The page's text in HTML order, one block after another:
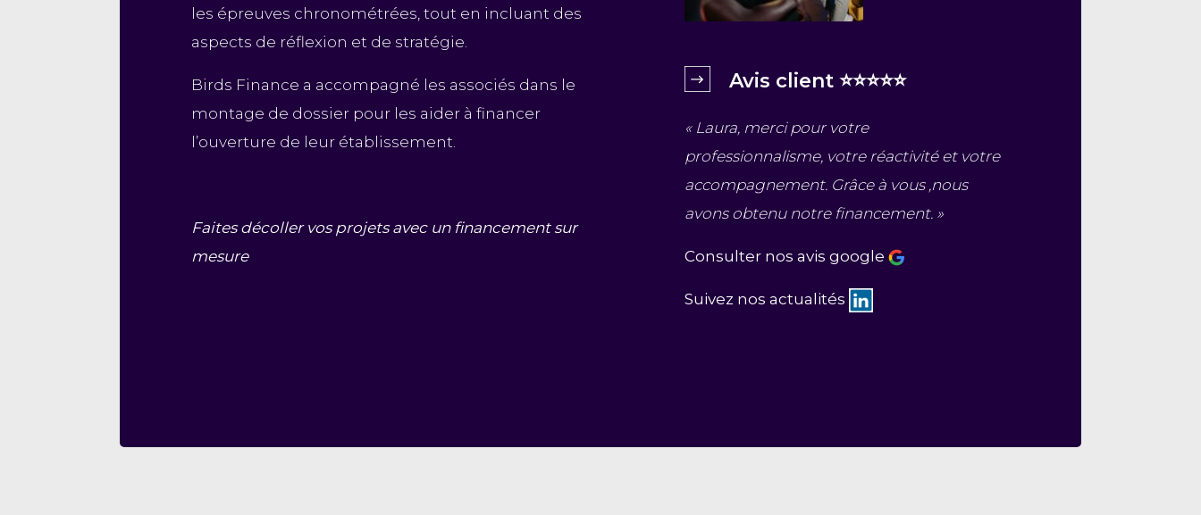
les épreuves chronométrées, tout en incluant des
aspects de réflexion et de stratégie.
Birds Finance a accompagné les associés dans le
montage de dossier pour les aider à financer
l’ouverture de leur établissement.
Faites décoller vos projets avec un financement sur
mesure
Avis client ⭐⭐⭐⭐⭐
« Laura, merci pour votre
professionnalisme, votre réactivité et votre
accompagnement. Grâce à vous ,nous
avons obtenu notre financement. »
Consulter nos avis google
Suivez nos actualités